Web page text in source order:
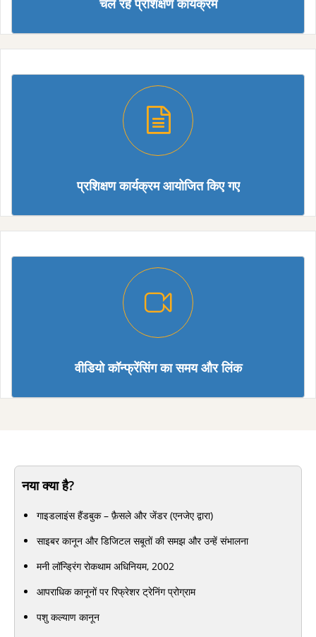
प्रशिक्षण कार्यक्रम आयोजित किए गए
वीडियो कॉन्फ्रेंसिंग का समय और लिंक
नया क्या है?
गाइडलाइंस हैंडबुक – फ़ैसले और जेंडर (एनजेए द्वारा)
साइबर कानून और डिजिटल सबूतों की समझ और उन्हें संभालना
मनी लॉन्ड्रिंग रोकथाम अधिनियम, 2002
आपराधिक कानूनों पर रिफ्रेशर ट्रेनिंग प्रोग्राम
पशु कल्याण कानून